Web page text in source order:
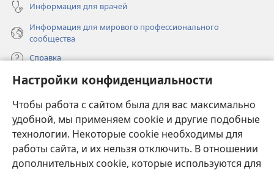
Настройки конфиденциальности
Чтобы работа с сайтом была для вас максимально
удобной, мы применяем cookie и другие подобные
технологии. Некоторые cookie необходимы для
работы сайта, и их нельзя отключить. В отношении
дополнительных cookie, которые используются для
Информация для врачей
Информация для мирового профессионального
сообщества
Справка
Пожертвования
в
новом
окне)
ОНЛАЙН-БИБЛИОТЕКА Сторожевой башни
(открывается
новом
окне)
JW Hub®
(открывается
в